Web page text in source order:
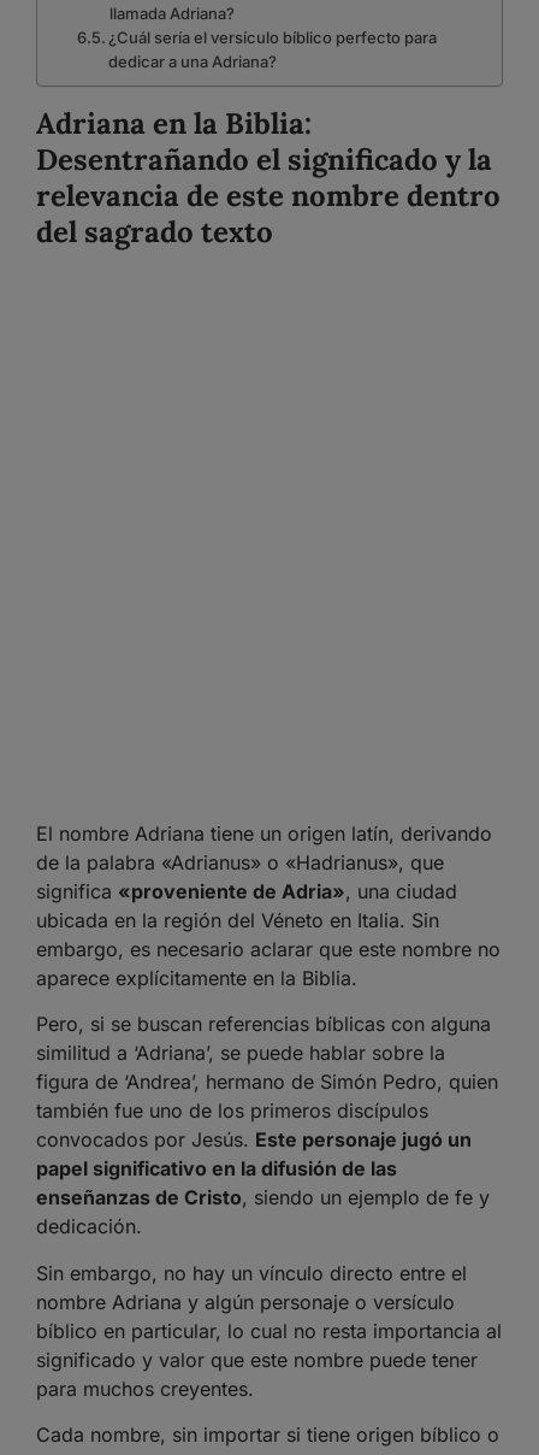
llamada Adriana?
¿Cuál sería el versículo bíblico perfecto para
dedicar a una Adriana?
Adriana en la Biblia:
Desentrañando el significado y la
relevancia de este nombre dentro
del sagrado texto
El nombre Adriana tiene un origen latín, derivando
de la palabra «Adrianus» o «Hadrianus», que
significa «proveniente de Adria», una ciudad
ubicada en la región del Véneto en Italia. Sin
embargo, es necesario aclarar que este nombre no
aparece explícitamente en la Biblia.
Pero, si se buscan referencias bíblicas con alguna
similitud a ‘Adriana’, se puede hablar sobre la
figura de ‘Andrea’, hermano de Simón Pedro, quien
también fue uno de los primeros discípulos
convocados por Jesús. Este personaje jugó un
papel significativo en la difusión de las
enseñanzas de Cristo, siendo un ejemplo de fe y
dedicación.
Sin embargo, no hay un vínculo directo entre el
nombre Adriana y algún personaje o versículo
bíblico en particular, lo cual no resta importancia al
significado y valor que este nombre puede tener
para muchos creyentes.
Cada nombre, sin importar si tiene origen bíblico o